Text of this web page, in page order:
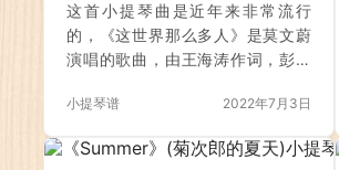
这首小提琴曲是近年来非常流行
的，《这世界那么多人》是莫文蔚
演唱的歌曲，由王海涛作词，彭飞
2021年5月7日发行。该曲是电影
飞用Akiyama Sayuri这个笔名的几
小提琴谱 2022年7月3日